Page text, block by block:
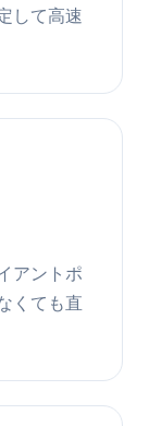
して高速
アントポ
くても直